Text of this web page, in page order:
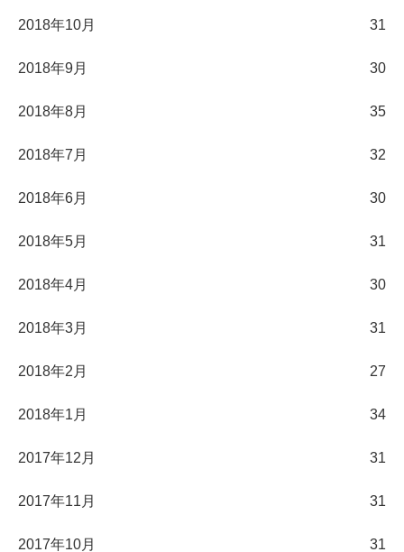
2018年10月 31
2018年9月 30
2018年8月 35
2018年7月 32
2018年6月 30
2018年5月 31
2018年4月 30
2018年3月 31
2018年2月 27
2018年1月 34
2017年12月 31
2017年11月 31
2017年10月 31